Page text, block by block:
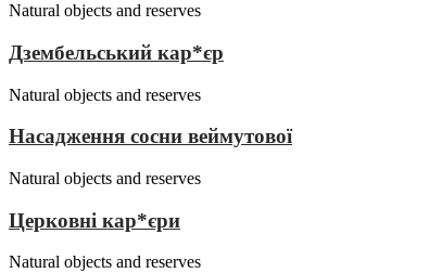
Natural objects and reserves
Дзембельський кар*єр
Natural objects and reserves
Насадження сосни веймутової
Natural objects and reserves
Церковні кар*єри
Natural objects and reserves